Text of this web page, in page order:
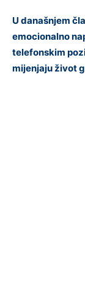
U današnjem
emocionalno
telefonskim
mijenjaju život